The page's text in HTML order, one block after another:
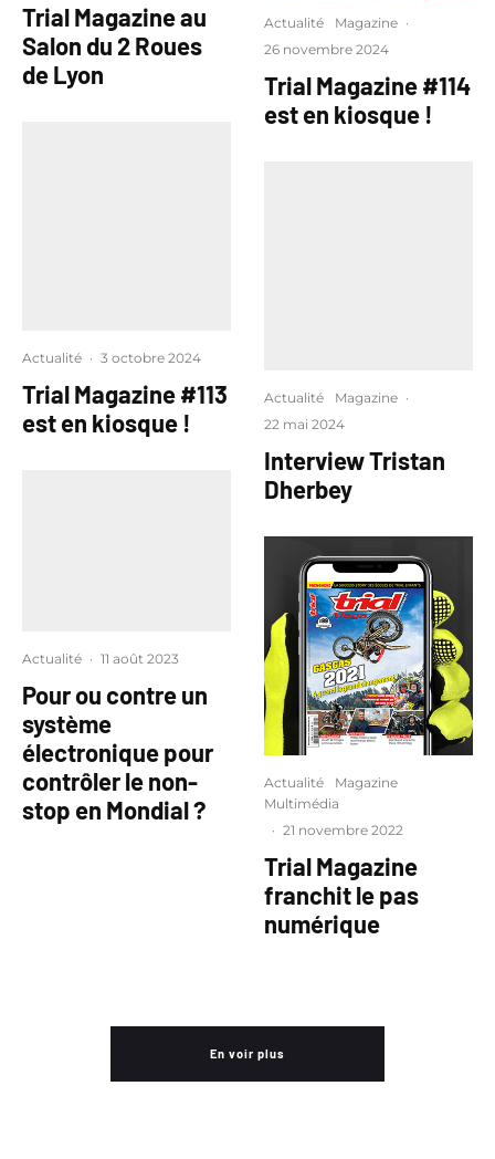
Trial Magazine au
Salon du 2 Roues
de Lyon
Actualité · 3 octobre 2024
Trial Magazine #113
est en kiosque !
Actualité · 11 août 2023
Pour ou contre un
système
électronique pour
contrôler le non-
stop en Mondial ?
Actualité Magazine ·
26 novembre 2024
Trial Magazine #114
est en kiosque !
Actualité Magazine ·
22 mai 2024
Interview Tristan
Dherbey
Actualité
Magazine
Multimédia
· 21 novembre 2022
Trial Magazine
franchit le pas
numérique
En voir plus